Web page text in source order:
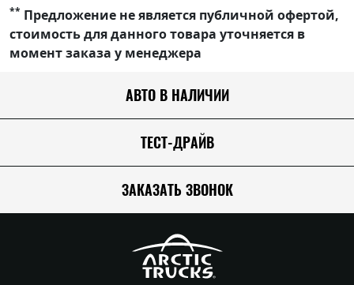
** Предложение не является публичной офертой,
стоимость для данного товара уточняется в
момент заказа у менеджера
АВТО В НАЛИЧИИ
ТЕСТ-ДРАЙВ
ЗАКАЗАТЬ ЗВОНОК